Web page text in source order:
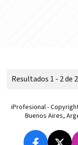
Resultados 1 - 2 de 2
iProfesional -
Buenos Aires,